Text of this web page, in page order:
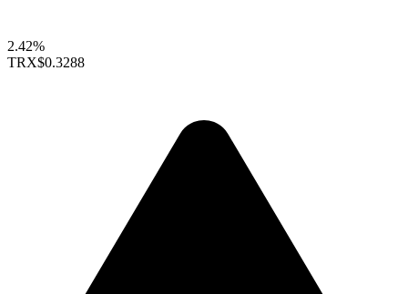
2.42%
TRX$0.3288